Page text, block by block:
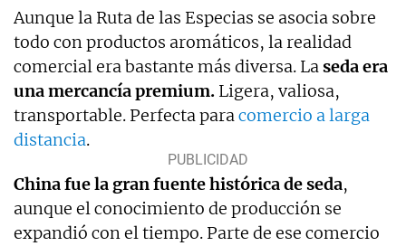
Aunque la Ruta de las Especias se asocia sobre
todo con productos aromáticos, la realidad
comercial era bastante más diversa. Laseda era
una mercancía premium. Ligera, valiosa,
transportable. Perfecta paracomercio a larga
distancia.
China fue la gran fuente histórica de seda,
aunque el conocimiento de producción se
expandió con el tiempo. Parte de ese comercio